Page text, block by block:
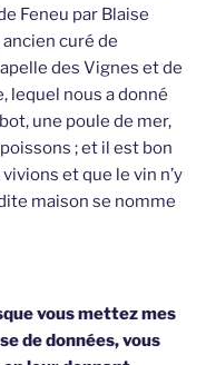
Feneu par Blaise
curé de
des Vignes et de
lequel nous a donné
une poule de mer,
; et il est bon
et que le vin n’y
maison se nomme
vous mettez mes
de données, vous